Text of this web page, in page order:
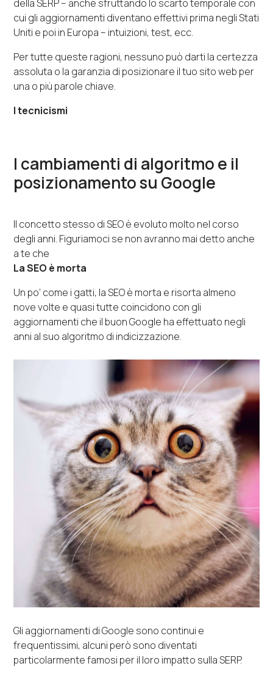
della SERP – anche sfruttando lo scarto temporale con
cui gli aggiornamenti diventano effettivi prima negli Stati
Uniti e poi in Europa – intuizioni, test, ecc.
Per tutte queste ragioni, nessuno può darti la certezza
assoluta o la garanzia di posizionare il tuo sito web per
una o più parole chiave.
I tecnicismi
I cambiamenti di algoritmo e il
posizionamento su Google
Il concetto stesso di SEO è evoluto molto nel corso
degli anni. Figuriamoci se non avranno mai detto anche
a te che
La SEO è morta
Un po’ come i gatti, la SEO è morta e risorta almeno
nove volte e quasi tutte coincidono con gli
aggiornamenti che il buon Google ha effettuato negli
anni al suo algoritmo di indicizzazione.
Gli aggiornamenti di Google sono continui e
frequentissimi, alcuni però sono diventati
particolarmente famosi per il loro impatto sulla SERP.